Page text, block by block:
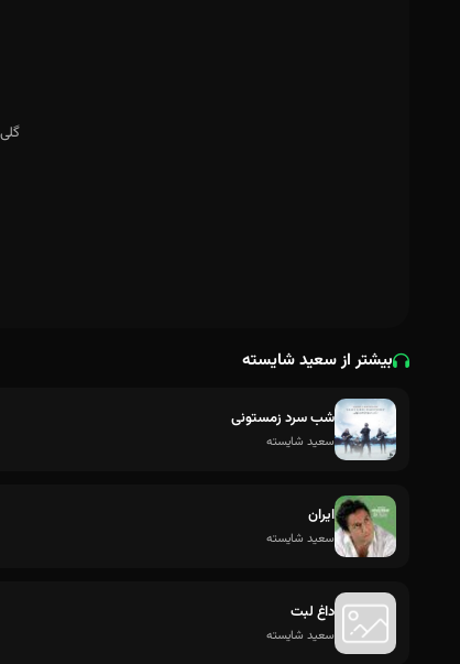
بیشتر از سعید شایسته
شب سرد زمستونی
سعید شایسته
ایران
سعید شایسته
داغ لبت
سعید شایسته